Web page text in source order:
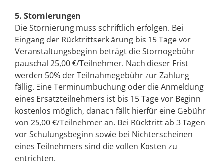
5. Stornierungen
Die Stornierung muss schriftlich erfolgen. Bei
Eingang der Rücktrittserklärung bis 15 Tage vor
Veranstaltungsbeginn beträgt die Stornogebühr
pauschal 25,00 €/Teilnehmer. Nach dieser Frist
werden 50% der Teilnahmegebühr zur Zahlung
fällig. Eine Terminumbuchung oder die Anmeldung
eines Ersatzteilnehmers ist bis 15 Tage vor Beginn
kostenlos möglich, danach fällt hierfür eine Gebühr
von 25,00 €/Teilnehmer an. Bei Rücktritt ab 3 Tagen
vor Schulungsbeginn sowie bei Nichterscheinen
eines Teilnehmers sind die vollen Kosten zu
entrichten.